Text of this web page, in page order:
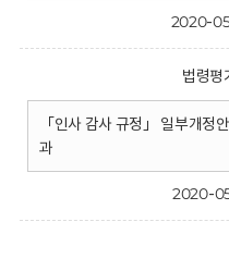
2020-
법령평
「인사 감사 규정」 일부개정
과
2020-